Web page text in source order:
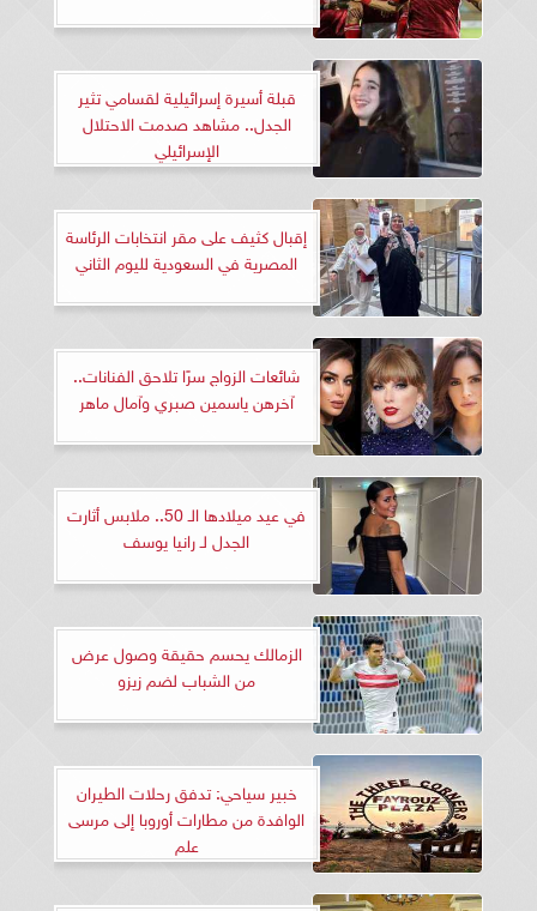
قبلة أسيرة إسرائيلية لقسامي تثير
الجدل.. مشاهد صدمت الاحتلال
الإسرائيلي
إقبال كثيف على مقر انتخابات الرئاسة
المصرية في السعودية لليوم الثاني
شائعات الزواج سرًا تلاحق الفنانات..
آخرهن ياسمين صبري وآمال ماهر
في عيد ميلادها الـ 50.. ملابس أثارت
الجدل لـ رانيا يوسف
الزمالك يحسم حقيقة وصول عرض
من الشباب لضم زيزو
خبير سياحي: تدفق رحلات الطيران
الوافدة من مطارات أوروبا إلى مرسى
علم